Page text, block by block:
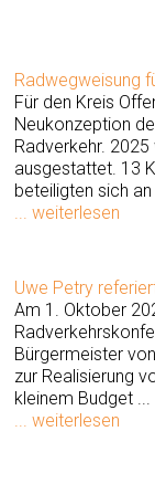
Radwegweisung
Für den Kreis
Neukonzeption
Radverkehr.
ausgestattet. 13
beteiligten sich
... weiterlesen
Uwe Petry
Am 1. Oktober
Bürgermeister
zur Realisierung
kleinem Budget ...
... weiterlesen